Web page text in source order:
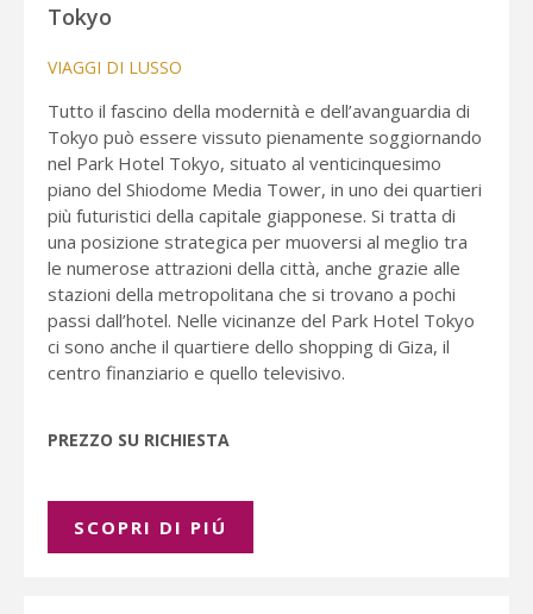
Tokyo
VIAGGI DI LUSSO
Tutto il fascino della modernità e dell’avanguardia di
Tokyo può essere vissuto pienamente soggiornando
nel Park Hotel Tokyo, situato al venticinquesimo
piano del Shiodome Media Tower, in uno dei quartieri
più futuristici della capitale giapponese. Si tratta di
una posizione strategica per muoversi al meglio tra
le numerose attrazioni della città, anche grazie alle
stazioni della metropolitana che si trovano a pochi
passi dall’hotel. Nelle vicinanze del Park Hotel Tokyo
ci sono anche il quartiere dello shopping di Giza, il
centro finanziario e quello televisivo.
PREZZO SU RICHIESTA
SCOPRI DI PIÚ